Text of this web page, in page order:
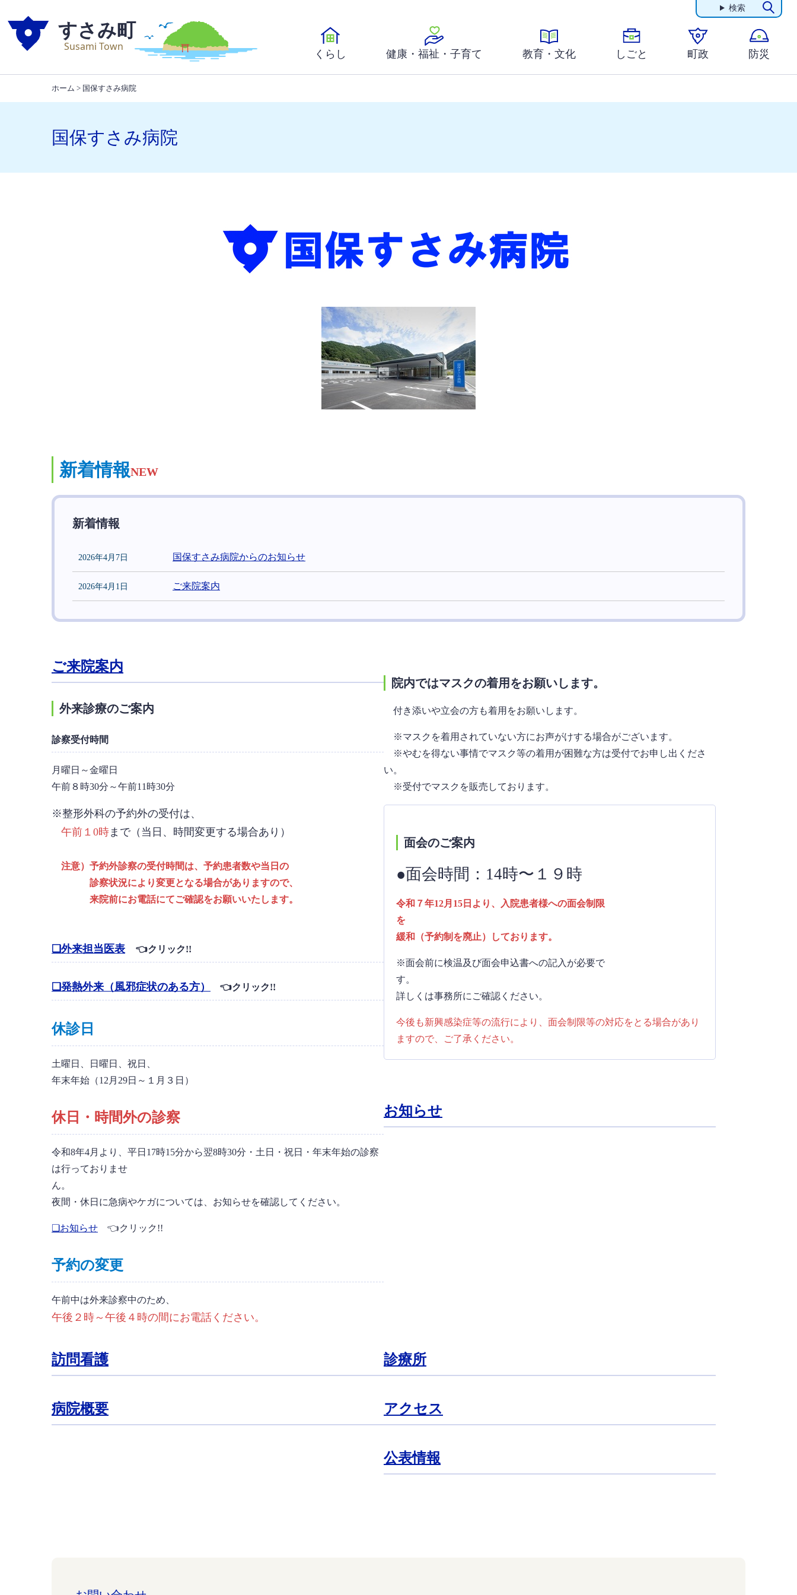
文
動
検索
くらし 健康・福祉・子育て 教育・文化 しごと 町政 防災
ホーム > 国保すさみ病院
国保すさみ病院
新着情報NEW
新着情報
2026年4月7日 国保すさみ病院からのお知らせ
2026年4月1日 ご来院案内
ご来院案内
外来診療のご案内
診察受付時間
月曜日～金曜日
午前８時30分～午前11時30分
※整形外科の予約外の受付は、
午前１0時まで（当日、時間変更する場合あり）
注意）予約外診察の受付時間は、予約患者数や当日の
診察状況により変更となる場合がありますので、
来院前にお電話にてご確認をお願いいたします。
❏外来担当医表 👈クリック!!
❏発熱外来（風邪症状のある方） 👈クリック!!
休診日
土曜日、日曜日、祝日、
年末年始（12月29日～１月３日）
休日・時間外の診察
令和8年4月より、平日17時15分から翌8時30分・土日・祝日・年末年始の診察
は行っておりませ
ん。
夜間・休日に急病やケガについては、お知らせを確認してください。
❏お知らせ 👈クリック!!
予約の変更
午前中は外来診察中のため、
午後２時～午後４時の間にお電話ください。
院内ではマスクの着用をお願いします。
付き添いや立会の方も着用をお願いします。
※マスクを着用されていない方にお声がけする場合がございます。
※やむを得ない事情でマスク等の着用が困難な方は受付でお申し出くださ
い。
※受付でマスクを販売しております。
面会のご案内
●面会時間：14時〜１９時
令和７年12月15日より、入院患者様への面会制限
緩和（予約制を廃止）しております。
※面会前に検温及び面会申込書への記入が必要で
す
詳しくは事務所にご確認ください。
今後も新興感染症等の流行により、面会制限等の対応をとる場合があり
ますので、ご了承ください。
お知らせ
訪問看護 診療所
病院概要 アクセス
公表情報